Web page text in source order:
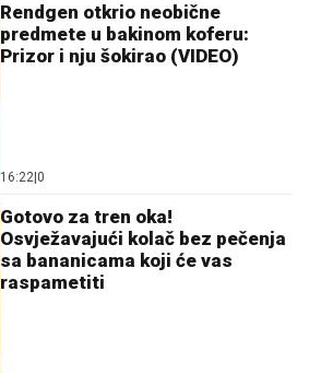
Rendgen otkrio neobične
predmete u bakinom koferu:
Prizor i nju šokirao (VIDEO)
16:22 0
Gotovo za tren oka!
Osvježavajući kolač bez pečenja
sa bananicama koji će vas
raspametiti